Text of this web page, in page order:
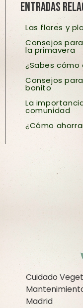
Entradas
Las flores y
Consejos
la primavera
¿Sabes cómo
Consejos
bonito
La
comunidad
¿Cómo
Cuidado
Madrid